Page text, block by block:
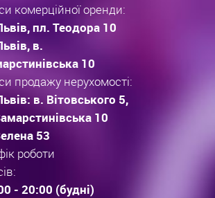
комерційної оренди:
пл. Теодора 10
в.
10
продажу нерухомості:
в. Вітовського 5,
10
53
роботи
- 20:00 (будні)